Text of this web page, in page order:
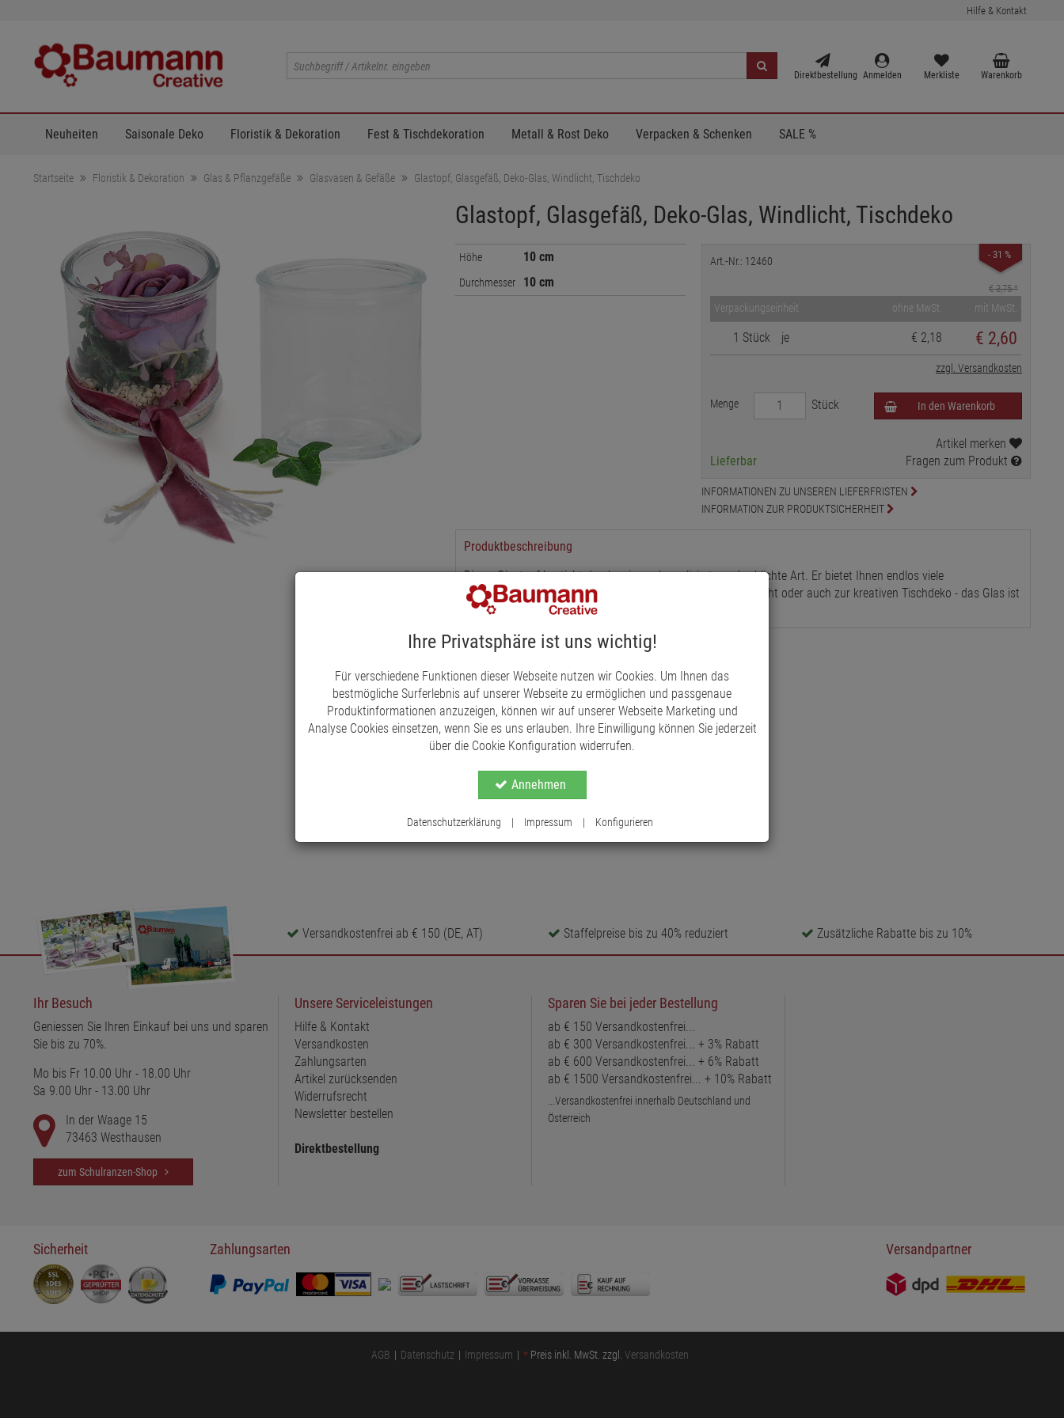
Hilfe & Kontakt
Direktbestellung Anmelden Merkliste Warenkorb
Neuheiten Saisonale Deko Floristik & Dekoration Fest & Tischdekoration Metall & Rost Deko Verpacken & Schenken SALE %
Startseite Floristik & Dekoration Glas & Pflanzgefäße Glasvasen & Gefäße Glastopf, Glasgefäß, Deko-Glas, Windlicht, Tischdeko
Glastopf, Glasgefäß, Deko-Glas, Windlicht, Tischdeko
Höhe 10 cm
Durchmesser 10 cm
- 31 %
Art.-Nr.: 12460
€ 3,75*
Verpackungseinheit ohne MwSt. mit MwSt.
1 Stück je € 2,18 € 2,60
zzgl. Versandkosten
Menge Stück In den Warenkorb
Lieferbar
Artikel merken
Fragen zum Produkt
INFORMATIONEN ZU UNSEREN LIEFERFRISTEN
INFORMATION ZUR PRODUKTSICHERHEIT
Produktbeschreibung
Dieser Glastopf besticht durch seine unkomplizierte und schlichte Art. Er bietet Ihnen endlos viele
Gestaltungsideen, ob gefüllt mit einer Topfpflanze, als Windlicht oder auch zur kreativen Tischdeko - das Glas ist
ein Allrounder. Maße: H 10 x Ø 10 cm.
Versandkostenfrei ab € 150 (DE, AT) Staffelpreise bis zu 40% reduziert Zusätzliche Rabatte bis zu 10%
Ihr Besuch
Geniessen Sie Ihren Einkauf bei uns und sparen
Sie bis zu 70%.
Mo bis Fr 10.00 Uhr - 18.00 Uhr
Sa 9.00 Uhr - 13.00 Uhr
In der Waage 15
73463 Westhausen
zum Schulranzen-Shop
Unsere Serviceleistungen
Hilfe & Kontakt
Versandkosten
Zahlungsarten
Artikel zurücksenden
Widerrufsrecht
Newsletter bestellen
Direktbestellung
Sparen Sie bei jeder Bestellung
ab € 150 Versandkostenfrei...
ab € 300 Versandkostenfrei... + 3% Rabatt
ab € 600 Versandkostenfrei... + 6% Rabatt
ab € 1500 Versandkostenfrei... + 10% Rabatt
...Versandkostenfrei innerhalb Deutschland und
Österreich
Sicherheit Zahlungsarten Versandpartner
AGB Datenschutz Impressum * Preis inkl. MwSt. zzgl. Versandkosten
Ihre Privatsphäre ist uns wichtig!
Für verschiedene Funktionen dieser Webseite nutzen wir Cookies. Um Ihnen das
bestmögliche Surferlebnis auf unserer Webseite zu ermöglichen und passgenaue
Produktinformationen anzuzeigen, können wir auf unserer Webseite Marketing und
Analyse Cookies einsetzen, wenn Sie es uns erlauben. Ihre Einwilligung können Sie jederzeit
über die Cookie Konfiguration widerrufen.
Annehmen
Datenschutzerklärung | Impressum | Konfigurieren